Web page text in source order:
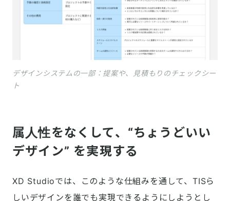
デザインシステムの一部：提案や、見積もりのチェックシー
ト
属人性をなくして、“ちょうどいい
デザイン” を実現する
XD Studioでは、このような仕組みを通して、TISら
しいデザインを誰でも実現できるようにしようとし